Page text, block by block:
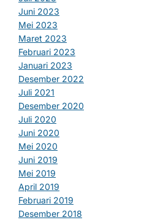
Juni 2023
Mei 2023
Maret 2023
Februari 2023
Januari 2023
Desember 2022
Juli 2021
Desember 2020
Juli 2020
Juni 2020
Mei 2020
Juni 2019
Mei 2019
April 2019
Februari 2019
Desember 2018